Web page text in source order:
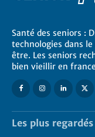
Santé des seniors :
technologies dans
être. Les seniors
bien vieillir en france
Les plus regardés